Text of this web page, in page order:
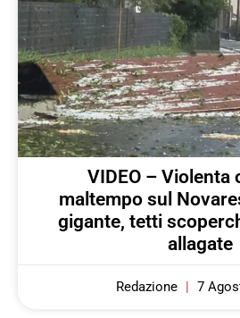
VIDEO – Violenta
maltempo sul
gigante, tetti
allagate
Redazione 7